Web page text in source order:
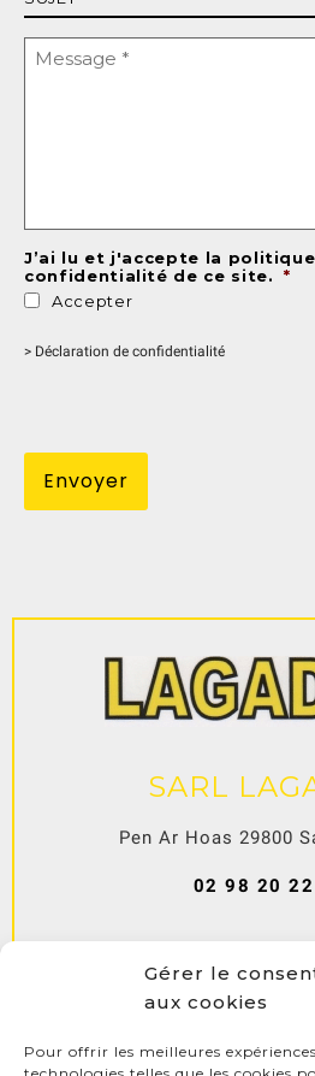
Gérer le
aux cookies
Pour offrir les meilleures
J’ai lu et j'accepte la
confidentialité de ce site.
*
Accepter
> Déclaration de confidentialité
SARL
Pen Ar Hoas 29800
02 98 20
Mentions légales
Déclaration de